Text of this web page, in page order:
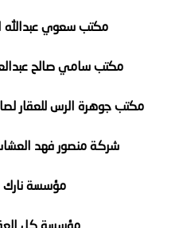
مكتب سعوي عبدالله
مكتب سامي صالح
مكتب جوهرة الرس للعقار
شركة منصور فهد
مؤسسة نارك